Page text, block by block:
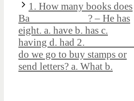
1. How many books does
Ba___________? – He has
eight. a. have b. has c.
having d. had 2. _________
do we go to buy stamps or
send letters? a. What b.